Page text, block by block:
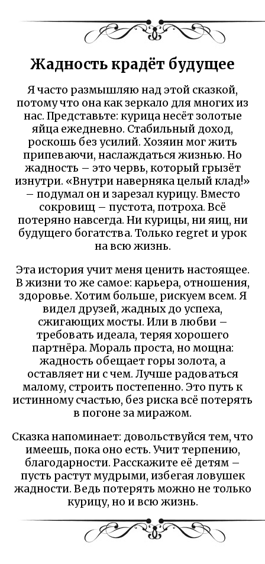
Жадность крадёт будущее
Я часто размышляю над этой сказкой,
потому что она как зеркало для многих из
нас. Представьте: курица несёт золотые
яйца ежедневно. Стабильный доход,
роскошь без усилий. Хозяин мог жить
припеваючи, наслаждаться жизнью. Но
жадность – это червь, который грызёт
изнутри. «Внутри наверняка целый клад!»
– подумал он и зарезал курицу. Вместо
сокровищ – пустота, потроха. Всё
потеряно навсегда. Ни курицы, ни яиц, ни
будущего богатства. Только regret и урок
на всю жизнь.
Эта история учит меня ценить настоящее.
В жизни то же самое: карьера, отношения,
здоровье. Хотим больше, рискуем всем. Я
видел друзей, жадных до успеха,
сжигающих мосты. Или в любви –
требовать идеала, теряя хорошего
партнёра. Мораль проста, но мощна:
жадность обещает горы золота, а
оставляет ни с чем. Лучше радоваться
малому, строить постепенно. Это путь к
истинному счастью, без риска всё потерять
в погоне за миражом.
Сказка напоминает: довольствуйся тем, что
имеешь, пока оно есть. Учит терпению,
благодарности. Расскажите её детям –
пусть растут мудрыми, избегая ловушек
жадности. Ведь потерять можно не только
курицу, но и всю жизнь.